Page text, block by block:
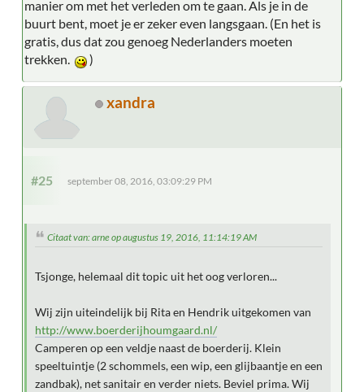
manier om met het verleden om te gaan. Als je in de
buurt bent, moet je er zeker even langsgaan. (En het is
gratis, dus dat zou genoeg Nederlanders moeten
trekken.
)
xandra
#25 september 08, 2016, 03:09:29 PM
Citaat van: arne op augustus 19, 2016, 11:14:19 AM
Tsjonge, helemaal dit topic uit het oog verloren...
Wij zijn uiteindelijk bij Rita en Hendrik uitgekomen van
http://www.boerderijhoumgaard.nl/
Camperen op een veldje naast de boerderij. Klein
speeltuintje (2 schommels, een wip, een glijbaantje en een
zandbak), net sanitair en verder niets. Beviel prima. Wij